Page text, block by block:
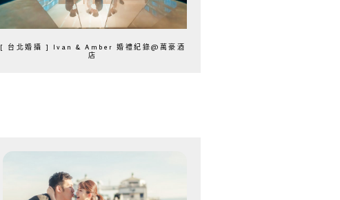
[ 台北婚攝 ] Ivan & Amber 婚禮紀錄@萬豪酒
店